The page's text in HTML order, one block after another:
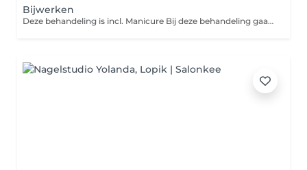
Bijwerken
Deze behandeling is incl. Manicure Bij deze behandeling gaan we de nagels opvullen. Ik werk alleen op werk dat door BeauNails is gedaan, heb je nog nagels op van een andere salon? Kies dan de dienst oud product verwijderen en nieuwe set <3